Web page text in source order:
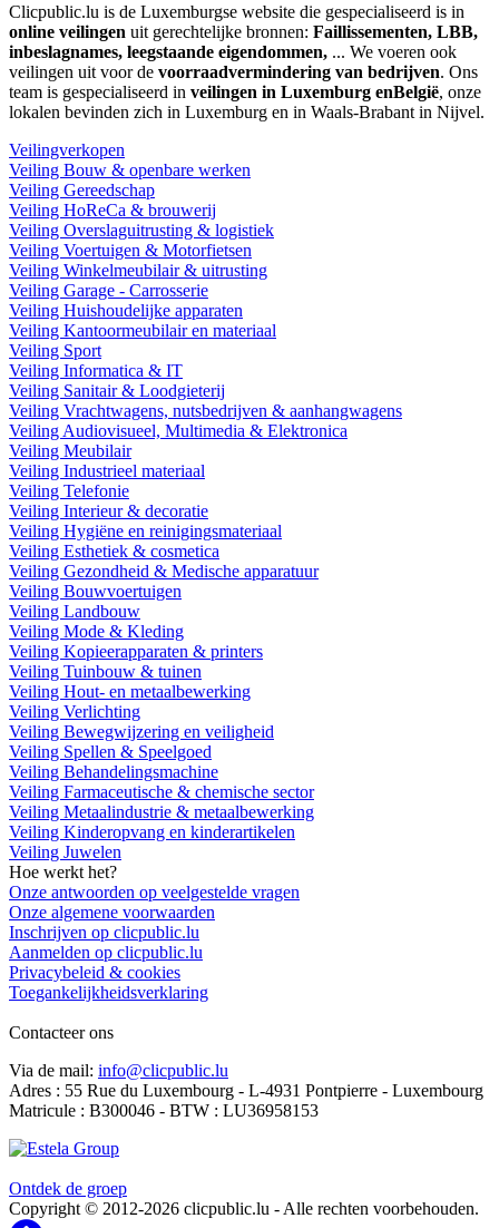
Clicpublic.lu is de Luxemburgse website die gespecialiseerd is in
online veilingen uit gerechtelijke bronnen: Faillissementen, LBB,
inbeslagnames, leegstaande eigendommen, ... We voeren ook
veilingen uit voor de voorraadvermindering van bedrijven. Ons
team is gespecialiseerd in veilingen in Luxemburg enBelgië, onze
lokalen bevinden zich in Luxemburg en in Waals-Brabant in Nijvel.
Veilingverkopen
Veiling Bouw & openbare werken
Veiling Gereedschap
Veiling HoReCa & brouwerij
Veiling Overslaguitrusting & logistiek
Veiling Voertuigen & Motorfietsen
Veiling Winkelmeubilair & uitrusting
Veiling Garage - Carrosserie
Veiling Huishoudelijke apparaten
Veiling Kantoormeubilair en materiaal
Veiling Sport
Veiling Informatica & IT
Veiling Sanitair & Loodgieterij
Veiling Vrachtwagens, nutsbedrijven & aanhangwagens
Veiling Audiovisueel, Multimedia & Elektronica
Veiling Meubilair
Veiling Industrieel materiaal
Veiling Telefonie
Veiling Interieur & decoratie
Veiling Hygiëne en reinigingsmateriaal
Veiling Esthetiek & cosmetica
Veiling Gezondheid & Medische apparatuur
Veiling Bouwvoertuigen
Veiling Landbouw
Veiling Mode & Kleding
Veiling Kopieerapparaten & printers
Veiling Tuinbouw & tuinen
Veiling Hout- en metaalbewerking
Veiling Verlichting
Veiling Bewegwijzering en veiligheid
Veiling Spellen & Speelgoed
Veiling Behandelingsmachine
Veiling Farmaceutische & chemische sector
Veiling Metaalindustrie & metaalbewerking
Veiling Kinderopvang en kinderartikelen
Veiling Juwelen
Hoe werkt het?
Onze antwoorden op veelgestelde vragen
Onze algemene voorwaarden
Inschrijven op clicpublic.lu
Aanmelden op clicpublic.lu
Privacybeleid & cookies
Toegankelijkheidsverklaring
Contacteer ons
Via de mail: info@clicpublic.lu
Adres : 55 Rue du Luxembourg - L-4931 Pontpierre - Luxembourg
Matricule : B300046 - BTW : LU36958153
Ontdek de groep
Copyright © 2012-2026 clicpublic.lu - Alle rechten voorbehouden.